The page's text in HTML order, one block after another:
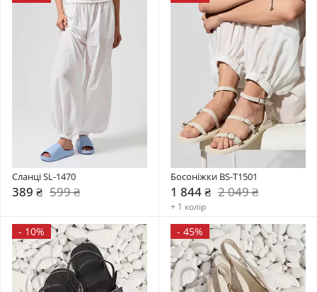
Сланці SL-1470
389 ₴ 599 ₴
Босоніжки BS-T1501
1 844 ₴ 2 049 ₴
+ 1 колір
- 10% - 45%